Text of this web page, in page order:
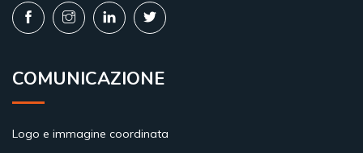
COMUNICAZIONE
Logo e immagine coordinata